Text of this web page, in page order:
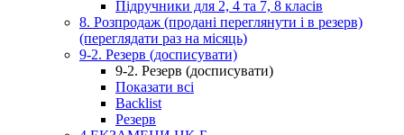
Підручники для 2, 4 та 7, 8 класів
8. Розпродаж (продані переглянути і в резерв)
(переглядати раз на місяць)
9-2. Резерв (досписувати)
9-2. Резерв (досписувати)
Показати всі
Backlist
Резерв